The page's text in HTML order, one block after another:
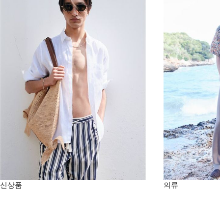
신상품 의류